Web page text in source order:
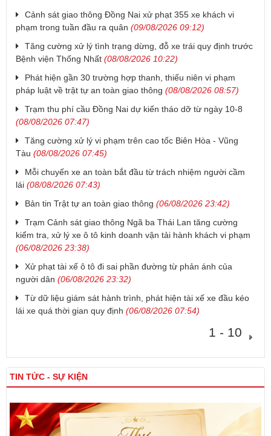
Cảnh sát giao thông Đồng Nai xử phạt 355 xe khách vi
phạm trong tuần đầu ra quân (09/08/2026 09:12)
Tăng cường xử lý tình trạng dừng, đỗ xe trái quy định trước
Bệnh viện Thống Nhất (08/08/2026 10:22)
Phát hiện gần 30 trường hợp thanh, thiếu niên vi phạm
pháp luật về trật tự an toàn giao thông (08/08/2026 08:57)
Trạm thu phí cầu Đồng Nai dự kiến tháo dỡ từ ngày 10-8
(08/08/2026 07:47)
Tăng cường xử lý vi phạm trên cao tốc Biên Hòa - Vũng
Tàu (08/08/2026 07:45)
Mỗi chuyến xe an toàn bắt đầu từ trách nhiệm người cầm
lái (08/08/2026 07:43)
Bản tin Trật tự an toàn giao thông (06/08/2026 23:42)
Trạm Cảnh sát giao thông Ngã ba Thái Lan tăng cường
kiểm tra, xử lý xe ô tô kinh doanh vận tải hành khách vi phạm
(06/08/2026 23:38)
Xử phạt tài xế ô tô đi sai phần đường từ phản ánh của
người dân (06/08/2026 23:32)
Từ dữ liệu giám sát hành trình, phát hiện tài xế xe đầu kéo
lái xe quá thời gian quy định (06/08/2026 07:54)
1 - 10
TIN TỨC - SỰ KIỆN